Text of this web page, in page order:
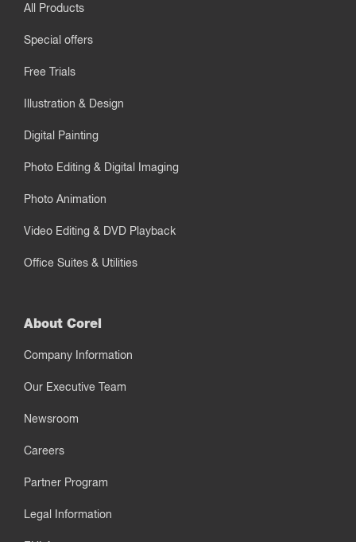
All Products
Special offers
Free Trials
Illustration & Design
Digital Painting
Photo Editing & Digital Imaging
Photo Animation
Video Editing & DVD Playback
Office Suites & Utilities
About Corel
Company Information
Our Executive Team
Newsroom
Careers
Partner Program
Legal Information